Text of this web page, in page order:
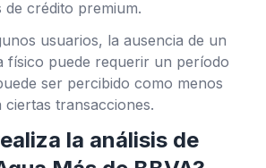
crédito premium.
usuarios, la ausencia de un
físico puede requerir un período
ser percibido como menos
transacciones.
la análisis de